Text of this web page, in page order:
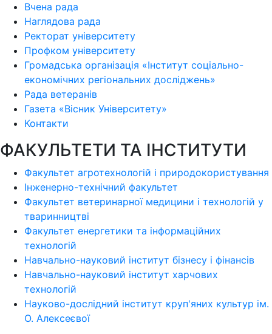
Вчена рада
Наглядова рада
Ректорат університету
Профком університету
Громадська організація «Інститут соціально-
економічних регіональних досліджень»
Рада ветеранів
Газета «Вісник Університету»
Контакти
ФАКУЛЬТЕТИ ТА ІНСТИТУТИ
Факультет агротехнологій і природокористування
Інженерно-технічний факультет
Факультет ветеринарної медицини і технологій у
тваринництві
Факультет енергетики та інформаційних
технологій
Навчально-науковий інститут бізнесу і фінансів
Навчально-науковий інститут харчових
технологій
Науково-дослідний інститут круп'яних культур ім.
О. Алексеєвої